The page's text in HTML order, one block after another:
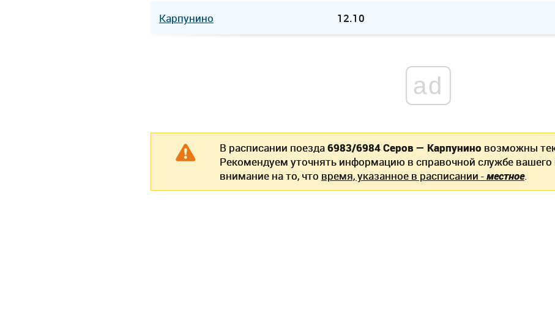
Карпунино 12.10
ad
В расписании поезда6983/6984 Серов — Карпунино возможны
Рекомендуем уточнять информацию в справочной службе
внимание на то, что время, указанное в расписании -местное.